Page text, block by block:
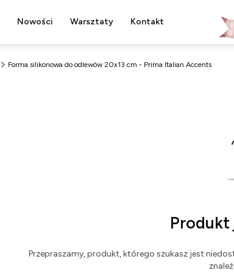
Nowości Warsztaty Kontakt
Forma silikonowa do odlewów 20x13 cm - Prima Italian Accents
Przepraszamy, produkt, którego szukasz jest